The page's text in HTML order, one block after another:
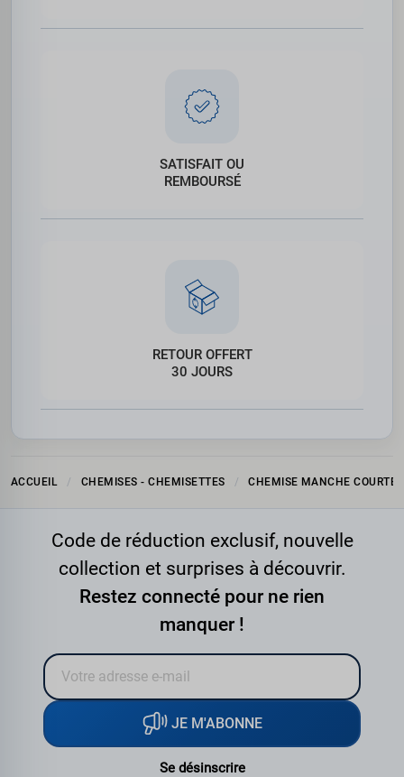
SATISFAIT OU
REMBOURSÉ
RETOUR OFFERT
30 JOURS
ACCUEIL CHEMISES - CHEMISETTES CHEMISE MANCHE COURTE
Code de réduction exclusif, nouvelle
collection et surprises à découvrir.
Restez connecté pour ne rien
manquer !
JE M'ABONNE
Se désinscrire